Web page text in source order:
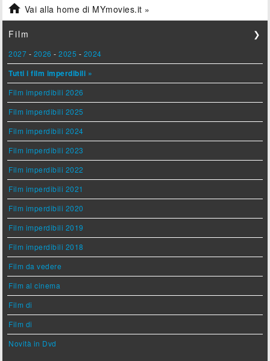
 Vai alla home di MYmovies.it »
Film ❯
2027 - 2026 -2025 - 2024
Tutti i film imperdibili »
Film imperdibili 2026
Film imperdibili 2025
Film imperdibili 2024
Film imperdibili 2023
Film imperdibili 2022
Film imperdibili 2021
Film imperdibili 2020
Film imperdibili 2019
Film imperdibili 2018
Film da vedere
Film al cinema
Film di
Film di
Novità in Dvd